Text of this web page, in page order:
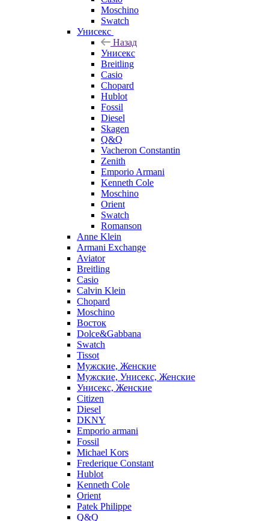
Moschino
Swatch
Унисекс
Назад
Унисекс
Breitling
Casio
Chopard
Hublot
Fossil
Diesel
Skagen
Q&Q
Vacheron Constantin
Zenith
Emporio Armani
Kenneth Cole
Moschino
Orient
Swatch
Romanson
Anne Klein
Armani Exchange
Aviator
Breitling
Casio
Calvin Klein
Chopard
Moschino
Восток
Dolce&Gabbana
Swatch
Tissot
Мужские, Женские
Мужские, Унисекс, Женские
Унисекс, Женские
Citizen
Diesel
DKNY
Emporio armani
Fossil
Michael Kors
Frederique Constant
Hublot
Kenneth Cole
Orient
Patek Philippe
Q&Q